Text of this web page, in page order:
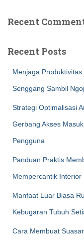
Recent
Recent Posts
Menjaga
Senggang Sambil
Strategi Optimalisasi
Gerbang Akses
Pengguna
Panduan Praktis
Mempercantik Interior
Manfaat Luar Biasa
Kebugaran Tubuh
Cara Membuat